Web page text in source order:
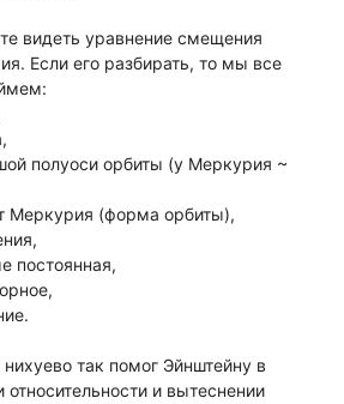
видеть уравнение смещения
Если его разбирать, то мы все
полуоси орбиты (у Меркурия ~
Меркурия (форма орбиты),
постоянная,
так помог Эйнштейну в
относительности и вытеснении